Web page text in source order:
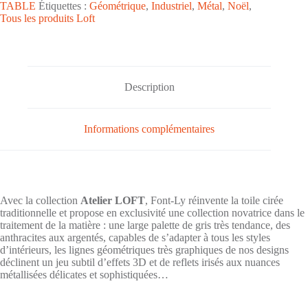
cirée
PVC
TABLE Étiquettes : Géométrique, Industriel, Métal, Noël,
Tous les produits Loft
Description
Informations complémentaires
Avec la collection Atelier LOFT, Font-Ly réinvente la toile cirée
traditionnelle et propose en exclusivité une collection novatrice dans le
traitement de la matière : une large palette de gris très tendance, des
anthracites aux argentés, capables de s’adapter à tous les styles
d’intérieurs, les lignes géométriques très graphiques de nos designs
déclinent un jeu subtil d’effets 3D et de reflets irisés aux nuances
métallisées délicates et sophistiquées…